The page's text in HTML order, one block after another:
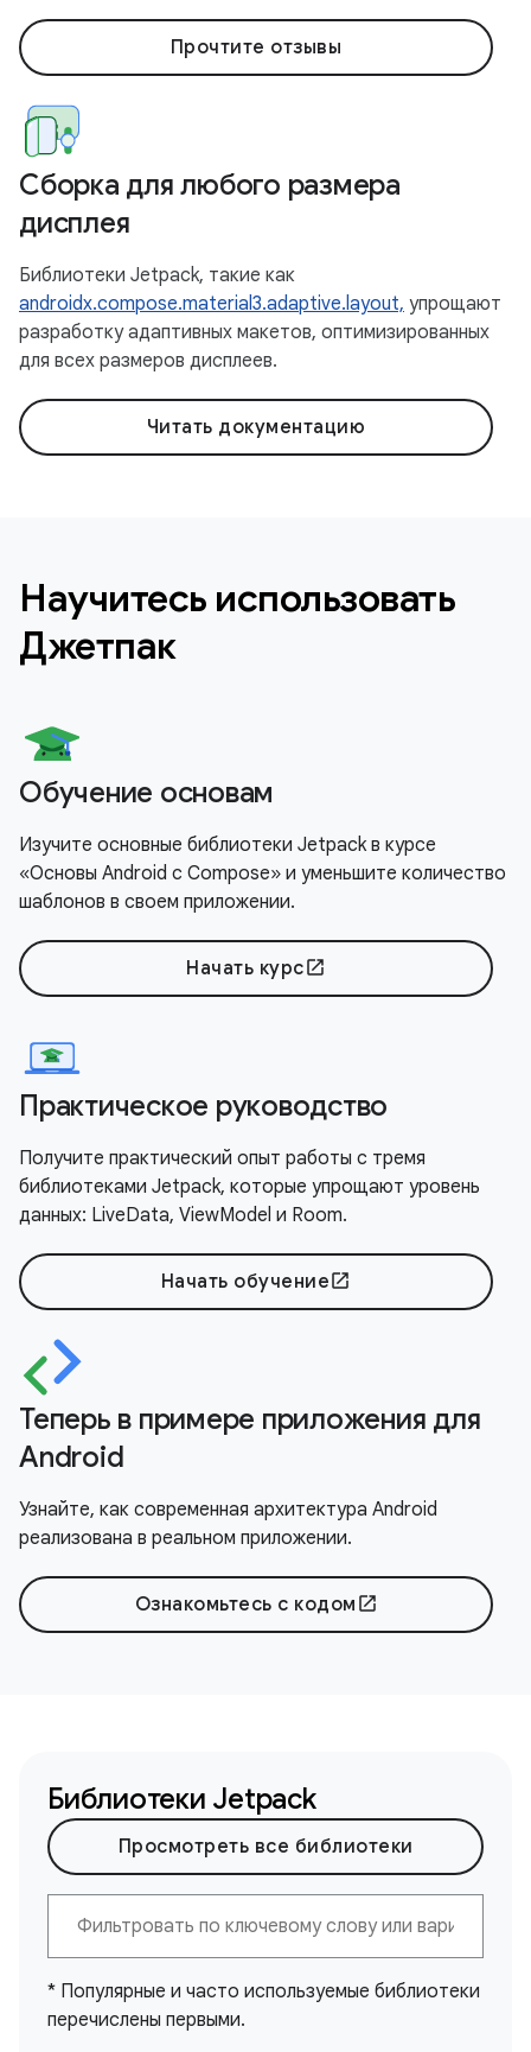
Прочтите отзывы
Сборка для любого размера
дисплея
Библиотеки Jetpack, такие как
androidx.compose.material3.adaptive.layout, упрощают
разработку адаптивных макетов, оптимизированных
для всех размеров дисплеев.
Читать документацию
Научитесь использовать
Джетпак
Обучение основам
Изучите основные библиотеки Jetpack в курсе
«Основы Android с Compose» и уменьшите количество
шаблонов в своем приложении.
Начать курс open_in_new
Практическое руководство
Получите практический опыт работы с тремя
библиотеками Jetpack, которые упрощают уровень
данных: LiveData, ViewModel и Room.
Начать обучение open_in_new
Теперь в примере приложения для
Android
Узнайте, как современная архитектура Android
реализована в реальном приложении.
Ознакомьтесь с кодом open_in_new
Библиотеки Jetpack
Просмотреть все библиотеки
* Популярные и часто используемые библиотеки
перечислены первыми.